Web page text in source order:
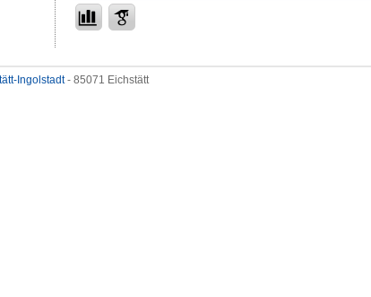
Ingolstadt- 85071 Eichstätt